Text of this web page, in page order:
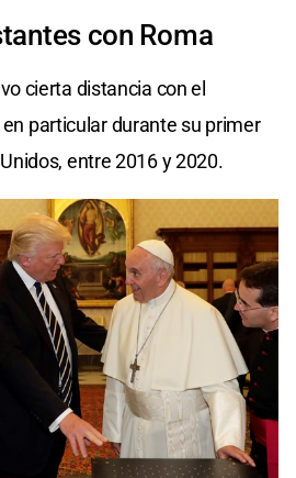
con Roma
cierta distancia con el
en particular durante su primer
entre 2016 y 2020.